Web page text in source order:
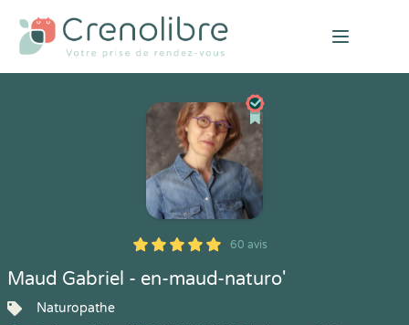
Open
5
1
5
60 60 avis
Maud Gabriel - en-maud-naturo'
Naturopathe